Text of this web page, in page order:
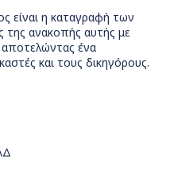
είναι η καταγραφή των
ανακοπής αυτής με
ένα
και τους δικηγόρους.